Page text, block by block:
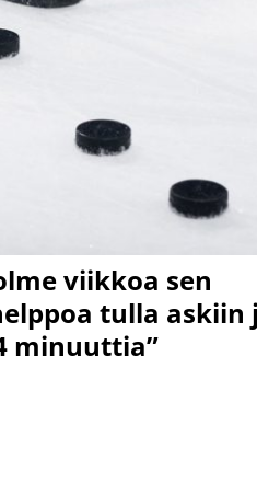
viikkoa sen
tulla askiin
minuuttia”